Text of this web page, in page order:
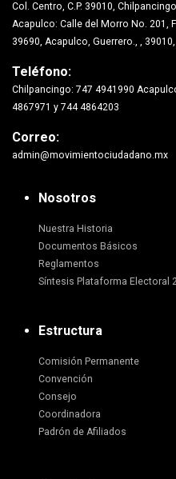
Col. Centro, C.P. 39010,
Acapulco: Calle del Morro No. 201,
39690, Acapulco, Guerrero., , 39010,
Teléfono:
Chilpancingo: 747 4941990
4867971 y 744 4864203
Correo:
admin@movimientociudadano.mx
Nosotros
Nuestra Historia
Documentos Básicos
Reglamentos
Síntesis Plataforma Electoral
Estructura
Comisión Permanente
Convención
Consejo
Coordinadora
Padrón de Afiliados